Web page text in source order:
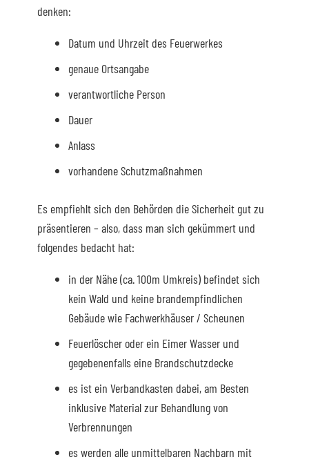
denken:
Datum und Uhrzeit des Feuerwerkes
genaue Ortsangabe
verantwortliche Person
Dauer
Anlass
vorhandene Schutzmaßnahmen
Es empfiehlt sich den Behörden die Sicherheit gut zu
präsentieren – also, dass man sich gekümmert und
folgendes bedacht hat:
in der Nähe (ca. 100m Umkreis) befindet sich
kein Wald und keine brandempfindlichen
Gebäude wie Fachwerkhäuser / Scheunen
Feuerlöscher oder ein Eimer Wasser und
gegebenenfalls eine Brandschutzdecke
es ist ein Verbandkasten dabei, am Besten
inklusive Material zur Behandlung von
Verbrennungen
es werden alle unmittelbaren Nachbarn mit